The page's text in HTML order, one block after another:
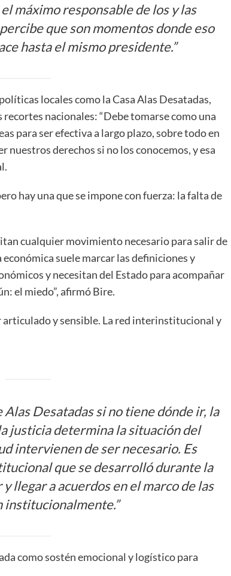
máximo responsable de los y las
que son momentos donde eso
hasta el mismo presidente.”
locales como la Casa Alas Desatadas,
nacionales: “Debe tomarse como una
para ser efectiva a largo plazo, sobre todo en
derechos si no los conocemos, y esa
hay una que se impone con fuerza: la falta de
cualquier movimiento necesario para salir de
suele marcar las definiciones y
y necesitan del Estado para acompañar
el miedo”, afirmó Bire.
y sensible. La red interinstitucional y
Desatadas si no tiene dónde ir, la
justicia determina la situación del
intervienen de ser necesario. Es
que se desarrolló durante la
llegar a acuerdos en el marco de las
institucionalmente.”
como sostén emocional y logístico para
+